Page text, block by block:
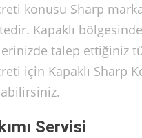
konusu Sharp
Kapaklı
talep ettiğiniz
için Kapaklı
Servisi